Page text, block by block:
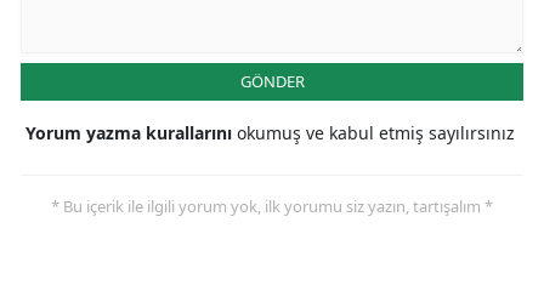
GÖNDER
Yorum yazma kurallarını okumuş ve kabul etmiş sayılırsınız
* Bu içerik ile ilgili yorum yok, ilk yorumu siz yazın, tartışalım *